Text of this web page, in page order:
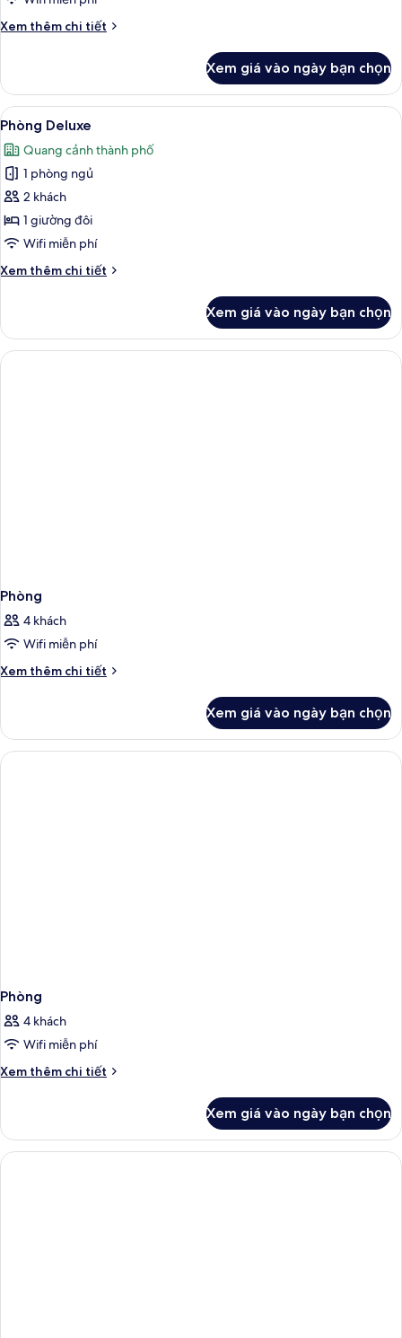
công
Xem thêm chi tiết
Chi
Phòng
Executive,
công
Xem giá vào ngày bạn chọn
Xem
tất
cả
ảnh
Phòng
Deluxe
Phòng Deluxe | Bộ đồ giường cao
10
Phòng Deluxe
Quang cảnh thành phố
1 phòng ngủ
2 khách
1 giường đôi
Wifi miễn phí
Xem thêm chi tiết
Chi
Phòng
Deluxe
Xem giá vào ngày bạn chọn
Phòng
4 khách
Wifi miễn phí
Xem thêm chi tiết
Chi
Phòng
Xem giá vào ngày bạn chọn
Phòng
4 khách
Wifi miễn phí
Xem thêm chi tiết
Chi
Phòng
Xem giá vào ngày bạn chọn